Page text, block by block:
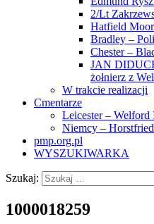
2/Lt
Hatfield
Bradley –
Chester –
JAN
żołnierz z
W trakcie realizacji
Cmentarze
Leicester – Welford
Niemcy –
pmp.org.pl
WYSZUKIWARKA
Szukaj:
1000018259